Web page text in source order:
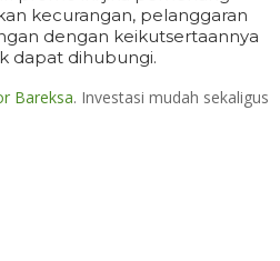
kecurangan, pelanggaran
dengan keikutsertaannya
dapat dihubungi.
Bareksa. Investasi mudah sekaligus